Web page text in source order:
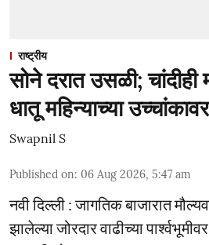
राष्ट्रीय
सोने दरात उसळी; चांदीही
धातू महिन्याच्या उच्चांकावर
Swapnil S
Published on: 06 Aug 2026, 5:47 am
नवी दिल्ली : जागतिक बाजारात
झालेल्या जोरदार वाढीच्या